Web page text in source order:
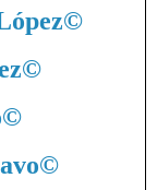
©
©
©
©